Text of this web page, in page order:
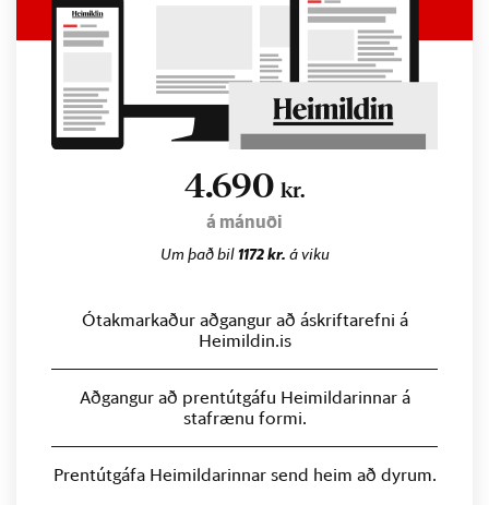
4.690 kr.
á mánuði
Um það bil1172 kr. á viku
Ótakmarkaður aðgangur að áskriftarefni á
Heimildin.is
Aðgangur að prentútgáfu Heimildarinnar á
stafrænu formi.
Prentútgáfa Heimildarinnar send heim að dyrum.